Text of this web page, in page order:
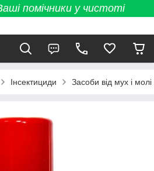
помічники у чистоті
Інсектициди Засоби від мух і молі